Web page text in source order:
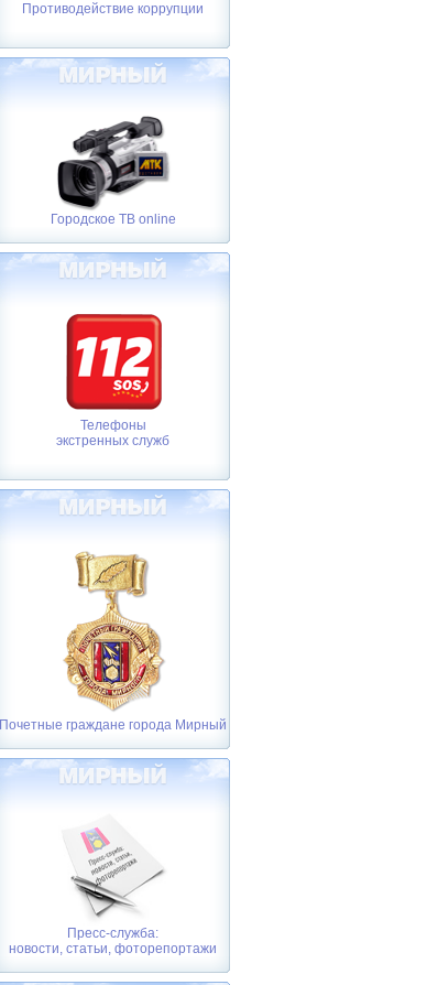
Противодействие коррупции
Городское ТВ online
Телефоны
экстренных служб
Почетные граждане города Мирный
Пресс-служба:
новости, статьи, фоторепортажи